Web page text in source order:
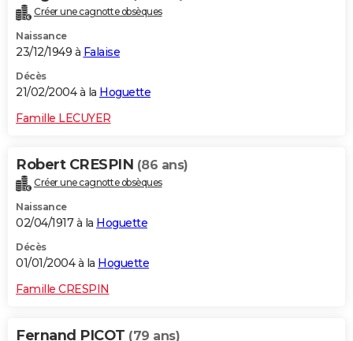
Créer une cagnotte obsèques
Naissance
23/12/1949 à Falaise
Décès
21/02/2004 à la Hoguette
Famille LECUYER
Robert CRESPIN (86 ans)
Créer une cagnotte obsèques
Naissance
02/04/1917 à la Hoguette
Décès
01/01/2004 à la Hoguette
Famille CRESPIN
Fernand PICOT (79 ans)